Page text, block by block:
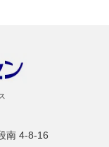
南 4-8-16